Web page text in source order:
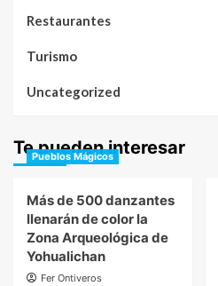
Restaurantes
Turismo
Uncategorized
Te pueden interesar
Pueblos Mágicos
Más de 500 danzantes
llenarán de color la
Zona Arqueológica de
Yohualichan
Fer Ontiveros